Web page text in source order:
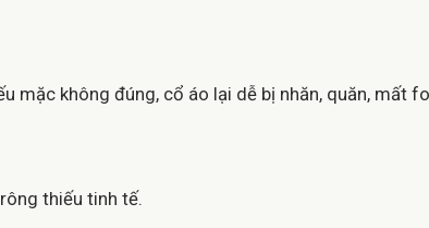
mặc không đúng, cổ áo lại dễ bị nhăn, quăn, mất
thiếu tinh tế.